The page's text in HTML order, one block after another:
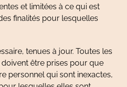
et limitées à ce qui est
finalités pour lesquelles
tenues à jour. Toutes les
être prises pour que
personnel qui sont inexactes,